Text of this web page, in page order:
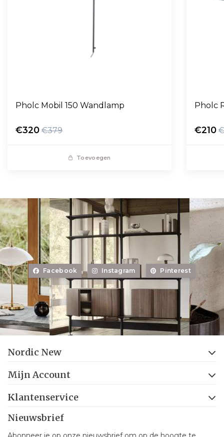
Pholc Mobil 150 Wandlamp
€320 €379
Toevoegen
Pholc
€210
Facebook Instagram Pinterest
Nordic New
Mijn Account
Klantenservice
Nieuwsbrief